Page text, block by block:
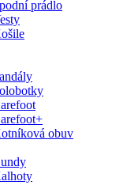
prádlo
obuv